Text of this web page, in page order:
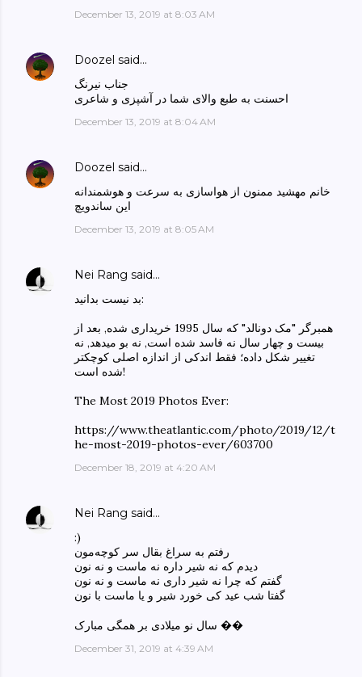
December 13, 2019 at 8:03 AM
Doozel said…
جناب نیرنگ
احسنت به طبع والای شما در آشپزی و شاعری
December 13, 2019 at 8:04 AM
Doozel said…
خانم مهشید ممنون از هواسازی به سرعت و هوشمندانه
این ساندویچ
December 13, 2019 at 8:05 AM
Nei Rang said…
بد نیست بدانید:
همبرگر "مک دونالد" که سال 1995 خریداری شده, بعد از
بیست و چهار سال نه فاسد شده است, نه بو میدهد, نه
تغییر شکل داده؛ فقط اندکی از اندازه اصلی کوچکتر
شده است!
The Most 2019 Photos Ever:
https://www.theatlantic.com/photo/2019/12/t
he-most-2019-photos-ever/603700
December 18, 2019 at 4:20 AM
Nei Rang said…
:)
رفتم به سراغ بقال سر کوچه‌مون
دیدم که نه شیر داره نه ماست و نه نون
گفتم که چرا نه شیر داری نه ماست و نه نون
گفتا شب عید کی خورد شیر و یا ماست با نون
سال نو میلادی بر همگی مبارک ��
December 31, 2019 at 4:39 AM